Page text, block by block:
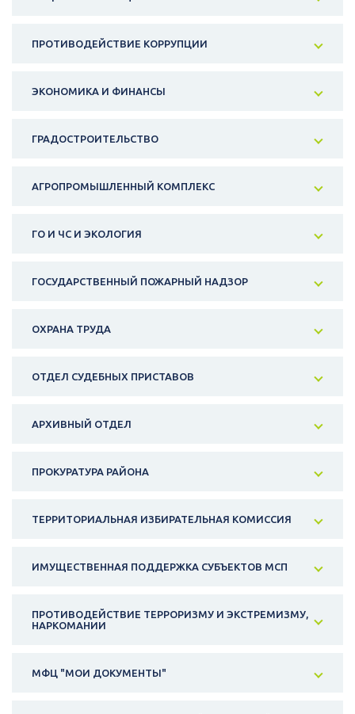
ПРОТИВОДЕЙСТВИЕ КОРРУПЦИИ
ЭКОНОМИКА И ФИНАНСЫ
ГРАДОСТРОИТЕЛЬСТВО
АГРОПРОМЫШЛЕННЫЙ КОМПЛЕКС
ГО И ЧС И ЭКОЛОГИЯ
ГОСУДАРСТВЕННЫЙ ПОЖАРНЫЙ НАДЗОР
ОХРАНА ТРУДА
ОТДЕЛ СУДЕБНЫХ ПРИСТАВОВ
АРХИВНЫЙ ОТДЕЛ
ПРОКУРАТУРА РАЙОНА
ТЕРРИТОРИАЛЬНАЯ ИЗБИРАТЕЛЬНАЯ КОМИССИЯ
ИМУЩЕСТВЕННАЯ ПОДДЕРЖКА СУБЪЕКТОВ МСП
ПРОТИВОДЕЙСТВИЕ ТЕРРОРИЗМУ И ЭКСТРЕМИЗМУ,
НАРКОМАНИИ
МФЦ "МОИ ДОКУМЕНТЫ"